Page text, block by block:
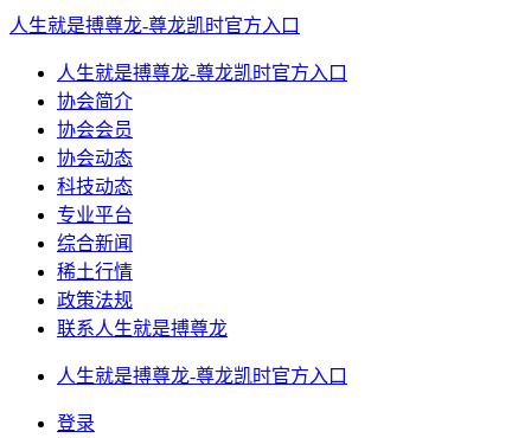
人生就是搏尊龙-尊龙凯时官方入口
人生就是搏尊龙-尊龙凯时官方入口
协会简介
协会会员
协会动态
科技动态
专业平台
综合新闻
稀土行情
政策法规
联系人生就是搏尊龙
人生就是搏尊龙-尊龙凯时官方入口
登录